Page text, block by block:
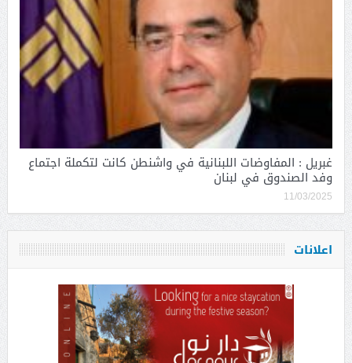
غبريل : المفاوضات اللبنانية في واشنطن كانت لتكملة اجتماع
وفد الصندوق في لبنان
11/03/2025
اعلانات